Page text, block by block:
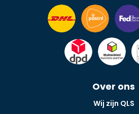
Over ons
Wij zijn QLS